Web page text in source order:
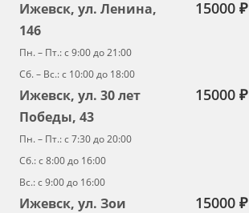
Ижевск, ул. Ленина,
146
Пн. – Пт.: с 9:00 до 21:00
Сб. – Вс.: с 10:00 до 18:00
15000 ₽
Ижевск, ул. 30 лет
Победы, 43
Пн. – Пт.: с 7:30 до 20:00
Сб.: с 8:00 до 16:00
Вс.: с 9:00 до 16:00
15000 ₽
Ижевск, ул. Зои
15000 ₽